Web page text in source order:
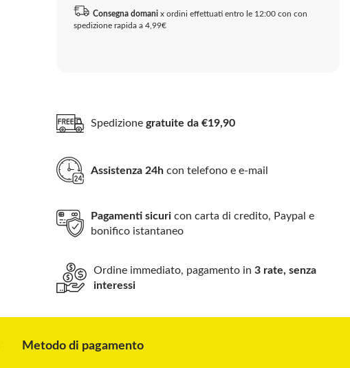
Consegna domani x ordini effettuati entro le 12:00 con con
spedizione rapida a 4,99€
Spedizionegratuite da €19,90
Assistenza 24h con telefono e e-mail
Pagamenti sicuri con carta di credito, Paypal e
bonifico istantaneo
Ordine immediato, pagamento in3 rate, senza
interessi
Metodo di pagamento